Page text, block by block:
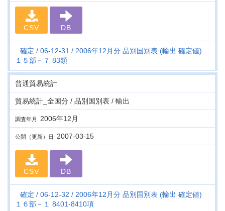
CSV DB
確定 06-12-31
2006年12月分 品別国別表 (輸出 確定値)
１５部－７ 83類
普通貿易統計
貿易統計_全国分 / 品別国別表 / 輸出
調査年月 2006年12月
公開（更新）日 2007-03-15
CSV DB
確定 06-12-32
2006年12月分 品別国別表 (輸出 確定値)
１６部－１ 8401-8410項